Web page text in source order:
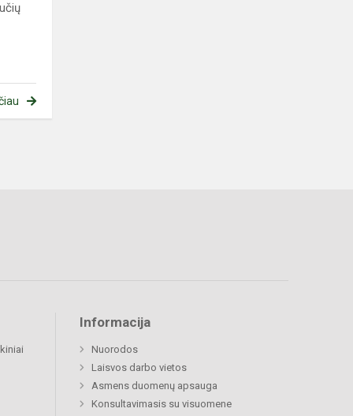
Informacija
Nuorodos
Laisvos darbo vietos
Asmens duomenų apsauga
Konsultavimasis su visuomene